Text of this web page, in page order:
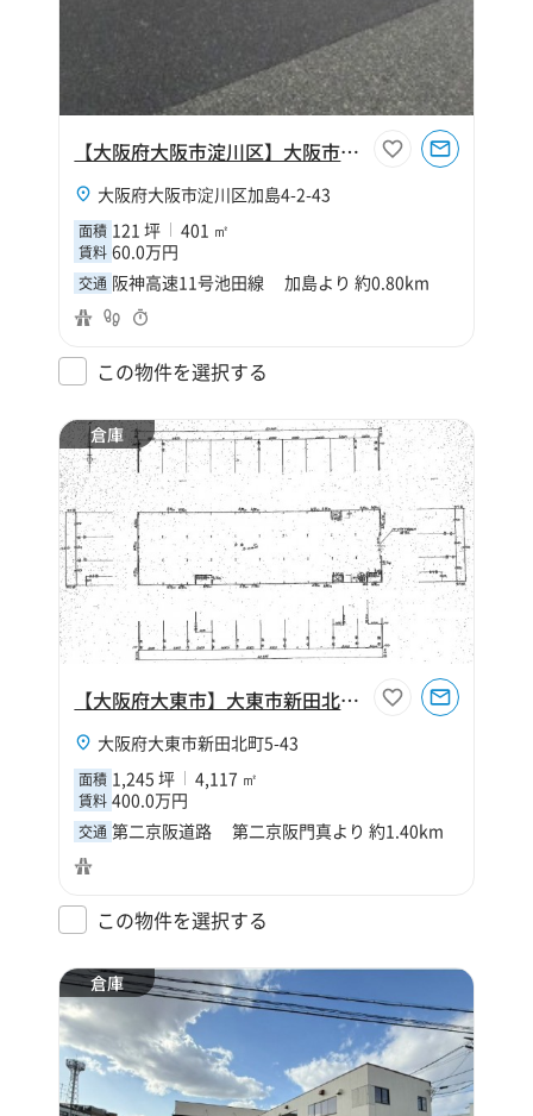
【大阪府大阪市淀川区】大阪市淀川区加島4丁目121坪倉庫
大阪府大阪市淀川区加島4-2-43
面積 121 坪 401 ㎡
賃料 60.0万円
交通 阪神高速11号池田線 加島より 約0.80km
この物件を選択する
倉庫
【大阪府大東市】大東市新田北町1245坪倉庫
大阪府大東市新田北町5-43
面積 1,245 坪 4,117 ㎡
賃料 400.0万円
交通 第二京阪道路 第二京阪門真より 約1.40km
この物件を選択する
倉庫